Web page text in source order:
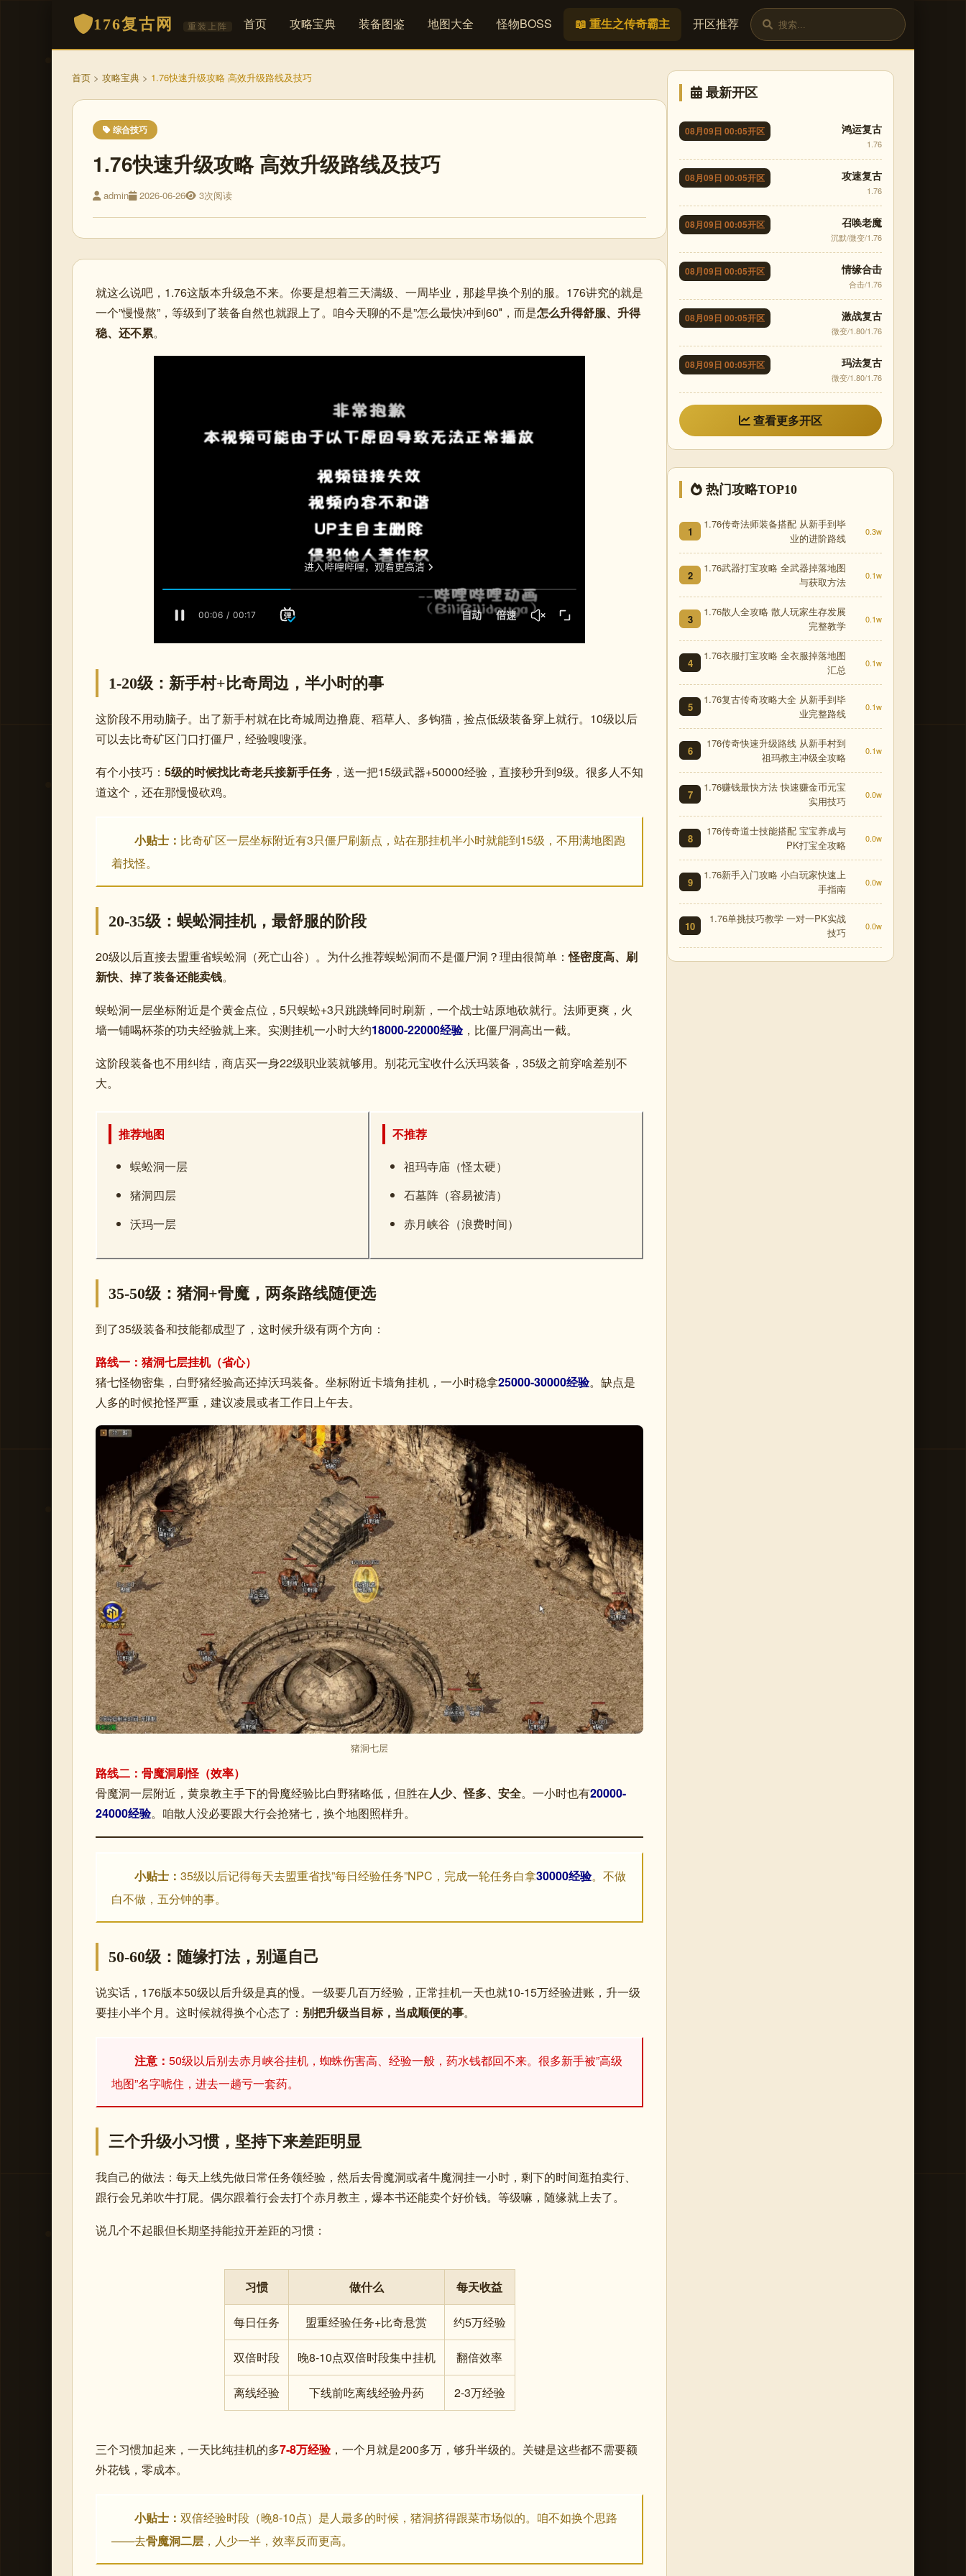
176复古网 重装上阵 首页 攻略宝典 装备图鉴 地图大全 怪物BOSS 📖 重生之传奇霸主 开区推荐
首页 > 攻略宝典 > 1.76快速升级攻略 高效升级路线及技巧
综合技巧
1.76快速升级攻略 高效升级路线及技巧
admin 2026-06-26 3次阅读
就这么说吧，1.76这版本升级急不来。你要是想着三天满级、一周毕业，那趁早换个别的服。176讲究的就是
一个”慢慢熬”，等级到了装备自然也就跟上了。咱今天聊的不是”怎么最快冲到60″，而是怎么升得舒服、升得
稳、还不累。
1-20级：新手村+比奇周边，半小时的事
这阶段不用动脑子。出了新手村就在比奇城周边撸鹿、稻草人、多钩猫，捡点低级装备穿上就行。10级以后
可以去比奇矿区门口打僵尸，经验嗖嗖涨。
有个小技巧： 5级的时候找比奇老兵接新手任务 ，送一把15级武器+50000经验，直接秒升到9级。很多人不知
道这个，还在那慢慢砍鸡。
小贴士： 比奇矿区一层坐标附近有3只僵尸刷新点，站在那挂机半小时就能到15级，不用满地图跑
着找怪。
20-35级：蜈蚣洞挂机，最舒服的阶段
20级以后直接去盟重省蜈蚣洞（死亡山谷）。为什么推荐蜈蚣洞而不是僵尸洞？理由很简单：怪密度高、刷
新快、掉了装备还能卖钱。
蜈蚣洞一层坐标附近是个黄金点位，5只蜈蚣+3只跳跳蜂同时刷新，一个战士站原地砍就行。法师更爽，火
墙一铺喝杯茶的功夫经验就上来。实测挂机一小时大约18000-22000经验，比僵尸洞高出一截。
这阶段装备也不用纠结，商店买一身22级职业装就够用。别花元宝收什么沃玛装备，35级之前穿啥差别不
大。
推荐地图
蜈蚣洞一层
猪洞四层
沃玛一层
不推荐
祖玛寺庙（怪太硬）
石墓阵（容易被清）
赤月峡谷（浪费时间）
35-50级：猪洞+骨魔，两条路线随便选
到了35级装备和技能都成型了，这时候升级有两个方向：
路线一：猪洞七层挂机（省心）
猪七怪物密集，白野猪经验高还掉沃玛装备。坐标附近卡墙角挂机，一小时稳拿25000-30000经验。缺点是
人多的时候抢怪严重，建议凌晨或者工作日上午去。
猪洞七层
路线二：骨魔洞刷怪（效率）
骨魔洞一层附近，黄泉教主手下的骨魔经验比白野猪略低，但胜在人少、怪多、安全。一小时也有20000-
24000经验。咱散人没必要跟大行会抢猪七，换个地图照样升。
小贴士： 35级以后记得每天去盟重省找”每日经验任务”NPC，完成一轮任务白拿30000经验。不做
白不做，五分钟的事。
50-60级：随缘打法，别逼自己
说实话，176版本50级以后升级是真的慢。一级要几百万经验，正常挂机一天也就10-15万经验进账，升一级
要挂小半个月。这时候就得换个心态了： 别把升级当目标，当成顺便的事。
注意： 50级以后别去赤月峡谷挂机，蜘蛛伤害高、经验一般，药水钱都回不来。很多新手被”高级
地图”名字唬住，进去一趟亏一套药。
三个升级小习惯，坚持下来差距明显
我自己的做法：每天上线先做日常任务领经验，然后去骨魔洞或者牛魔洞挂一小时，剩下的时间逛拍卖行、
跟行会兄弟吹牛打屁。偶尔跟着行会去打个赤月教主，爆本书还能卖个好价钱。等级嘛，随缘就上去了。
说几个不起眼但长期坚持能拉开差距的习惯：
习惯 做什么 每天收益
每日任务 盟重经验任务+比奇悬赏 约5万经验
双倍时段 晚8-10点双倍时段集中挂机 翻倍效率
离线经验 下线前吃离线经验丹药 2-3万经验
三个习惯加起来，一天比纯挂机的多7-8万经验，一个月就是200多万，够升半级的。关键是这些都不需要额
外花钱，零成本。
小贴士： 双倍经验时段（晚8-10点）是人最多的时候，猪洞挤得跟菜市场似的。咱不如换个思路
——去骨魔洞二层 ，人少一半，效率反而更高。
最新开区
08月09日 00:05开区 鸿运复古
1.76
08月09日 00:05开区 攻速复古
1.76
08月09日 00:05开区 召唤老魔
沉默/微变/1.76
08月09日 00:05开区 情缘合击
合击/1.76
08月09日 00:05开区 激战复古
微变/1.80/1.76
08月09日 00:05开区 玛法复古
微变/1.80/1.76
查看更多开区
热门攻略TOP10
1
1.76传奇法师装备搭配 从新手到毕
业的进阶路线
0.3w
2
1.76武器打宝攻略 全武器掉落地图
与获取方法
0.1w
3
1.76散人全攻略 散人玩家生存发展
完整教学
0.1w
4
1.76衣服打宝攻略 全衣服掉落地图
汇总
0.1w
5
1.76复古传奇攻略大全 从新手到毕
业完整路线
0.1w
6
176传奇快速升级路线 从新手村到
祖玛教主冲级全攻略
0.1w
7
1.76赚钱最快方法 快速赚金币元宝
实用技巧
0.0w
8
176传奇道士技能搭配 宝宝养成与
PK打宝全攻略
0.0w
9
1.76新手入门攻略 小白玩家快速上
手指南
0.0w
10
1.76单挑技巧教学 一对一PK实战
技巧
0.0w